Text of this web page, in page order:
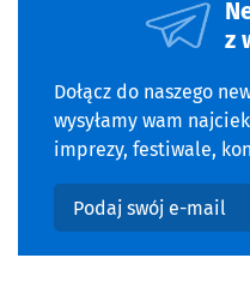
z
Dołącz do naszego
wysyłamy wam
imprezy, festiwale,
Podaj swój e-mail